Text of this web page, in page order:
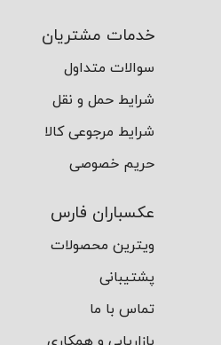
خدمات مشتریان
سوالات متداول
شرایط حمل و نقل
شرایط مرجوعی کالا
حریم خصوصی
عکسباران فارس
ویترین محصولات
پشتیبانی
تماس با ما